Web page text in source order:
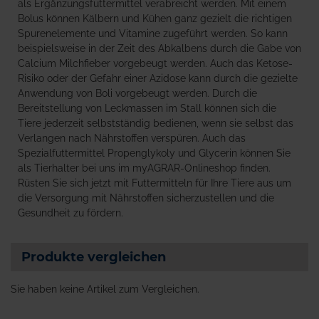
als Ergänzungsfuttermittel verabreicht werden. Mit einem
Bolus können Kälbern und Kühen ganz gezielt die richtigen
Spurenelemente und Vitamine zugeführt werden. So kann
beispielsweise in der Zeit des Abkalbens durch die Gabe von
Calcium Milchfieber vorgebeugt werden. Auch das Ketose-
Risiko oder der Gefahr einer Azidose kann durch die gezielte
Anwendung von Boli vorgebeugt werden. Durch die
Bereitstellung von Leckmassen im Stall können sich die
Tiere jederzeit selbstständig bedienen, wenn sie selbst das
Verlangen nach Nährstoffen verspüren. Auch das
Spezialfuttermittel Propenglykoly und Glycerin können Sie
als Tierhalter bei uns im myAGRAR-Onlineshop finden.
Rüsten Sie sich jetzt mit Futtermitteln für Ihre Tiere aus um
die Versorgung mit Nährstoffen sicherzustellen und die
Gesundheit zu fördern.
Produkte vergleichen
Sie haben keine Artikel zum Vergleichen.